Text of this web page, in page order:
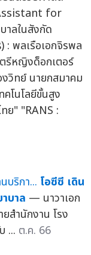
for
าลในสังกัด
: พลเรือเอกจิรพล
รีหญิงด็อกเตอร์
ทย์ นายกสมาคม
คโนโลยีขั้นสูง
ย" "RANS :
โอซีซี เดิน
บาล — นาวาเอก
สำนักงาน โรง
... ต.ค. 66